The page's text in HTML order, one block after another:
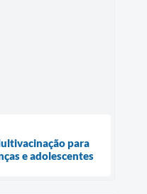
para
e adolescentes